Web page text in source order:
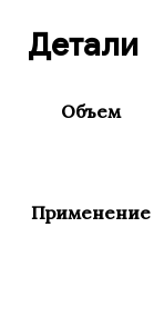
Детали
Объем
Применение